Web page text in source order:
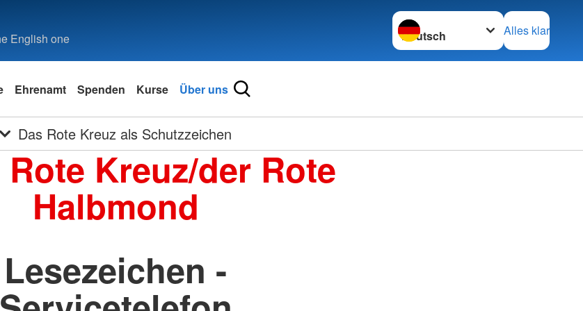
English one
Sprache wechseln zu
Alles klar
Ehrenamt Spenden Kurse Über uns
Das Rote Kreuz als Schutzzeichen
Rote Kreuz/der Rote
Halbmond
Lesezeichen -